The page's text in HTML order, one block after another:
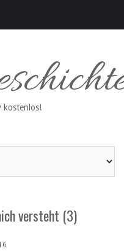
kostenlos!
versteht (3)